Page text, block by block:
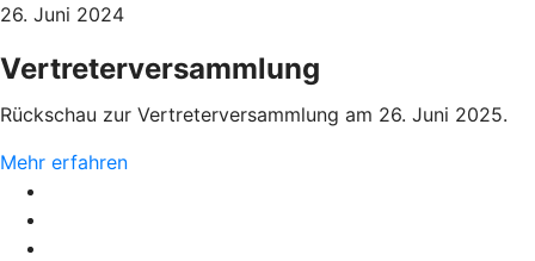
26. Juni 2024
Vertreterversammlung
Rückschau zur Vertreterversammlung am 26. Juni 2025.
Mehr erfahren